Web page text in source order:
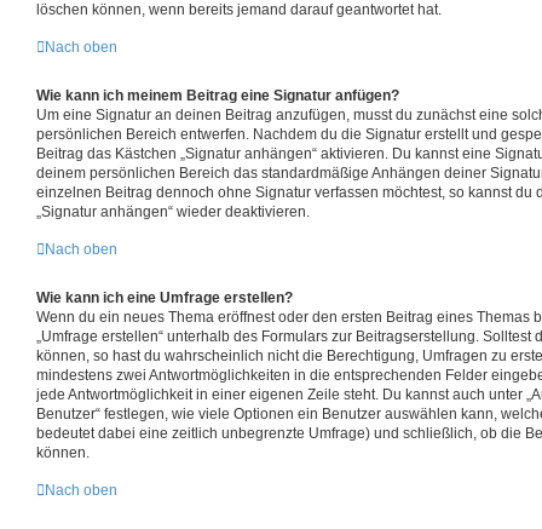
löschen können, wenn bereits jemand darauf geantwortet hat.
Nach oben
Wie kann ich meinem Beitrag eine Signatur anfügen?
Um eine Signatur an deinen Beitrag anzufügen, musst du zunächst eine
persönlichen Bereich entwerfen. Nachdem du die Signatur erstellt und
Beitrag das Kästchen „Signatur anhängen“ aktivieren. Du kannst eine
deinem persönlichen Bereich das standardmäßige Anhängen deiner
einzelnen Beitrag dennoch ohne Signatur verfassen möchtest, so kannst du
„Signatur anhängen“ wieder deaktivieren.
Nach oben
Wie kann ich eine Umfrage erstellen?
Wenn du ein neues Thema eröffnest oder den ersten Beitrag eines Themas
„Umfrage erstellen“ unterhalb des Formulars zur Beitragserstellung. Solltest
können, so hast du wahrscheinlich nicht die Berechtigung, Umfragen zu
mindestens zwei Antwortmöglichkeiten in die entsprechenden Felder
jede Antwortmöglichkeit in einer eigenen Zeile steht. Du kannst auch unter
Benutzer“ festlegen, wie viele Optionen ein Benutzer auswählen kann,
bedeutet dabei eine zeitlich unbegrenzte Umfrage) und schließlich, ob die
können.
Nach oben